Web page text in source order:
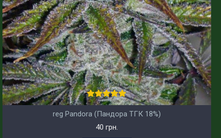
reg Pandora (Пандора ТГК 18%)
40 грн.